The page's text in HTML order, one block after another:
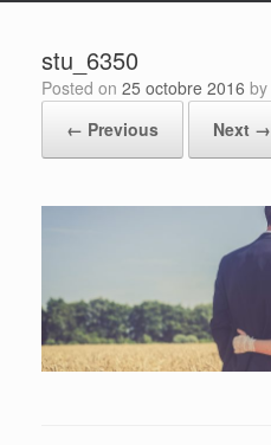
stu_6350
Posted on 25 octobre 2016 by
← Previous
Next →